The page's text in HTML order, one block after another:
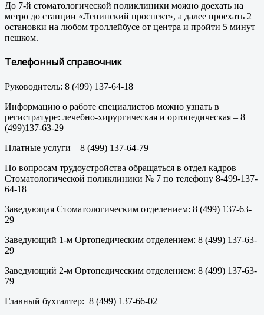
До 7-й стоматологической поликлиники можно доехать на
метро до станции «Ленинский проспект», а далее проехать 2
остановки на любом троллейбусе от центра и пройти 5 минут
пешком.
Телефонный справочник
Руководитель: 8 (499) 137-64-18
Информацию о работе специалистов можно узнать в
регистратуре: лечебно-хирургическая и ортопедическая – 8
(499)137-63-29
Платные услуги – 8 (499) 137-64-79
По вопросам трудоустройства обращаться в отдел кадров
Стоматологической поликлиники № 7 по телефону 8-499-137-
64-18
Заведующая Стоматологическим отделением: 8 (499) 137-63-
29
Заведующий 1-м Ортопедическим отделением: 8 (499) 137-63-
29
Заведующий 2-м Ортопедическим отделением: 8 (499) 137-63-
79
Главный бухгалтер: 8 (499) 137-66-02